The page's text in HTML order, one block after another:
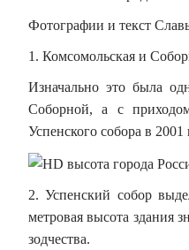
Фотографии и текст
1. Комсомольская и
Изначально это была
Соборной, а с
Успенского собора в
2. Успенский собор
метровая высота здания
зодчества.